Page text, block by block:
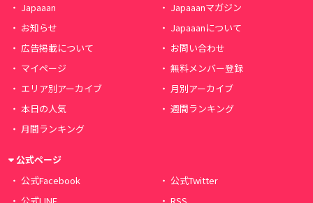
Japaaan
Japaaanマガジン
お知らせ
Japaaanについて
広告掲載について
お問い合わせ
マイページ
無料メンバー登録
エリア別アーカイブ
月別アーカイブ
本日の人気
週間ランキング
月間ランキング
公式ページ
公式Facebook
公式Twitter